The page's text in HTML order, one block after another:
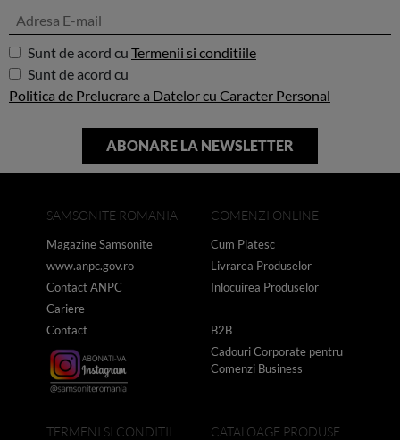
Sunt de acord cu Termenii si conditiile
Sunt de acord cu
Politica de Prelucrare a Datelor cu Caracter Personal
SAMSONITE ROMANIA
Magazine Samsonite
www.anpc.gov.ro
Contact ANPC
Cariere
Contact
COMENZI ONLINE
Cum Platesc
Livrarea Produselor
Inlocuirea Produselor
B2B
Cadouri Corporate pentru
Comenzi Business
TERMENI SI CONDITII CATALOAGE PRODUSE